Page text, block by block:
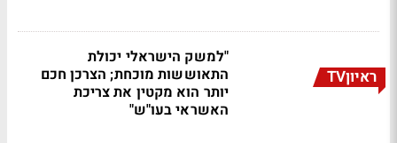
ראיוןTV
"למשק הישראלי יכולת
התאוששות מוכחת; הצרכן חכם
יותר הוא מקטין את צריכת
האשראי בעו"ש"